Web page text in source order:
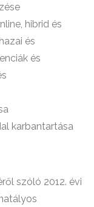
hibrid és
és
és
karbantartása
szóló 2012. évi